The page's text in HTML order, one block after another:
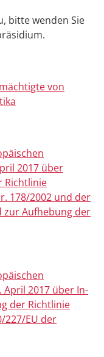
bitte wenden Sie
von
2017 über
Richtlinie
178/2002 und der
zur Aufhebung der
April 2017 über In-
der Richtlinie
227/EU der